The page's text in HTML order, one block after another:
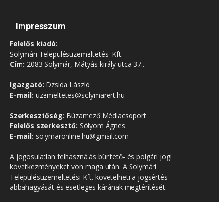
Impresszum
Felelős kiadó:
Solymári Településüzemeltetési Kft.
Cím: 2083 Solymár, Mátyás király utca 37..
Igazgató: Dzsida László
E-mail: uzemeltetes@solymarert.hu
Szerkesztőség: Búzamező Médiacsoport
Felelős szerkesztő: Sólyom Ágnes
E-mail: solymaronline.hu@gmail.com
A jogosulatlan felhasználás büntető- és polgári jogi
következményeket von maga után. A Solymári
Településüzemeltetési Kft. követelheti a jogsértés
abbahagyását és esetleges kárának megtérítését.